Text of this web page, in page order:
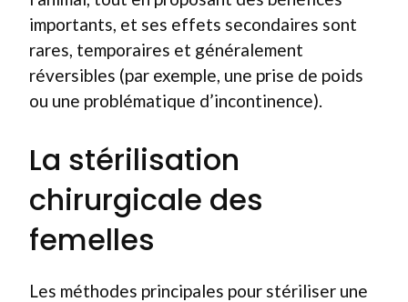
importants, et ses effets secondaires sont
rares, temporaires et généralement
réversibles (par exemple, une prise de poids
ou une problématique d’incontinence).
La stérilisation
chirurgicale des
femelles
Les méthodes principales pour stériliser une